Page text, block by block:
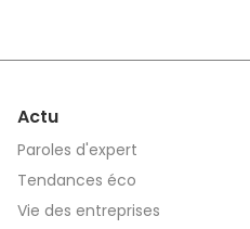
Actu
Paroles d'expert
Tendances éco
Vie des entreprises